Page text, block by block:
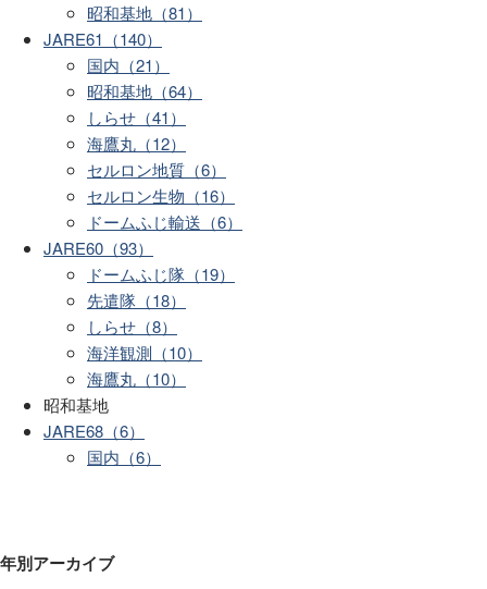
昭和基地（81）
JARE61（140）
国内（21）
昭和基地（64）
しらせ（41）
海鷹丸（12）
セルロン地質（6）
セルロン生物（16）
ドームふじ輸送（6）
JARE60（93）
ドームふじ隊（19）
先遣隊（18）
しらせ（8）
海洋観測（10）
海鷹丸（10）
昭和基地
JARE68（6）
国内（6）
年別アーカイブ